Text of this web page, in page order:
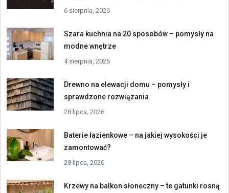
6 sierpnia, 2026
Szara kuchnia na 20 sposobów – pomysły na
modne wnętrze
4 sierpnia, 2026
Drewno na elewacji domu – pomysły i
sprawdzone rozwiązania
28 lipca, 2026
Baterie łazienkowe – na jakiej wysokości je
zamontować?
28 lipca, 2026
Krzewy na balkon słoneczny – te gatunki rosną